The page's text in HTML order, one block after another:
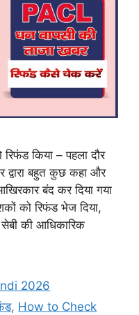
किया – पहला दौर
बहुत कुछ कहा और
बंद कर दिया गया
को रिफंड भेज दिया,
की आधिकारिक
2026
, How to Check